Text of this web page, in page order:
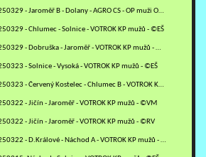
250329 - Jaroměř B - Dolany - AGRO CS - OP muži OFS NA - ©ZH+VM
- Chlumec - Solnice - VOTROK KP mužů - ©EŠ
250329 - Dobruška - Jaroměř - VOTROK KP mužů - ©VM
- Solnice - Vysoká - VOTROK KP mužů - ©EŠ
250323 - Červený Kostelec - Chlumec B - VOTROK KP mužů - ©MV
- Jičín - Jaroměř - VOTROK KP mužů - ©VM
- Jičín - Jaroměř - VOTROK KP mužů - ©RV
250322 - D.Králové - Náchod A - VOTROK KP mužů - ©RJ